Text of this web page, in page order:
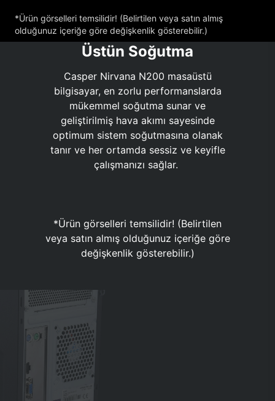
*Ürün görselleri temsilidir! (Belirtilen veya satın almış
olduğunuz içeriğe göre değişkenlik gösterebilir.)
Üstün Soğutma
Casper Nirvana N200 masaüstü
bilgisayar, en zorlu performanslarda
mükemmel soğutma sunar ve
geliştirilmiş hava akımı sayesinde
optimum sistem soğutmasına olanak
tanır ve her ortamda sessiz ve keyifle
çalışmanızı sağlar.
*Ürün görselleri temsilidir! (Belirtilen
veya satın almış olduğunuz içeriğe göre
değişkenlik gösterebilir.)